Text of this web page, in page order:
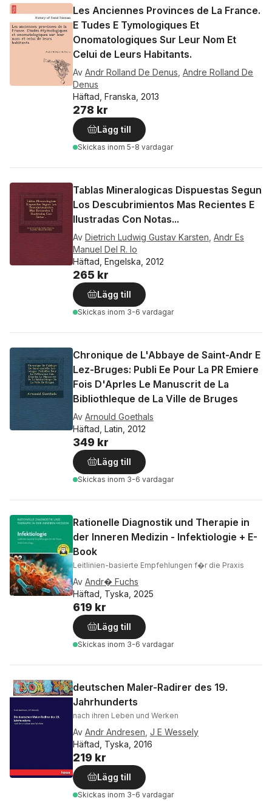
Les Anciennes Provinces de La France.
E Tudes E Tymologiques Et
Onomatologiques Sur Leur Nom Et
Celui de Leurs Habitants.
Av Andr Rolland De Denus Andre Rolland De
Denus
Häftad, Franska, 2013
278 kr
Lägg till
Skickas inom 5-8 vardagar
Tablas Mineralogicas Dispuestas Segun
Los Descubrimientos Mas Recientes E
Ilustradas Con Notas...
Av Dietrich Ludwig Gustav Karsten Andr Es
Manuel Del R. Io
Häftad, Engelska, 2012
265 kr
Lägg till
Skickas inom 3-6 vardagar
Chronique de L'Abbaye de Saint-Andr E
Lez-Bruges: Publi Ee Pour La PR Emiere
Fois D'Aprles Le Manuscrit de La
Bibliothleque de La Ville de Bruges
Av Arnould Goethals
Häftad, Latin, 2012
349 kr
Lägg till
Skickas inom 3-6 vardagar
Rationelle Diagnostik und Therapie in
der Inneren Medizin - Infektiologie + E-
Book
Leitlinien-basierte Empfehlungen f�r die Praxis
Av Andr� Fuchs
Häftad, Tyska, 2025
619 kr
Lägg till
Skickas inom 3-6 vardagar
deutschen Maler-Radirer des 19.
Jahrhunderts
nach ihren Leben und Werken
Av Andr Andresen J E Wessely
Häftad, Tyska, 2016
219 kr
Lägg till
Skickas inom 3-6 vardagar